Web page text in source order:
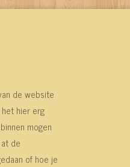
de website
hier erg
mogen
de
of hoe je